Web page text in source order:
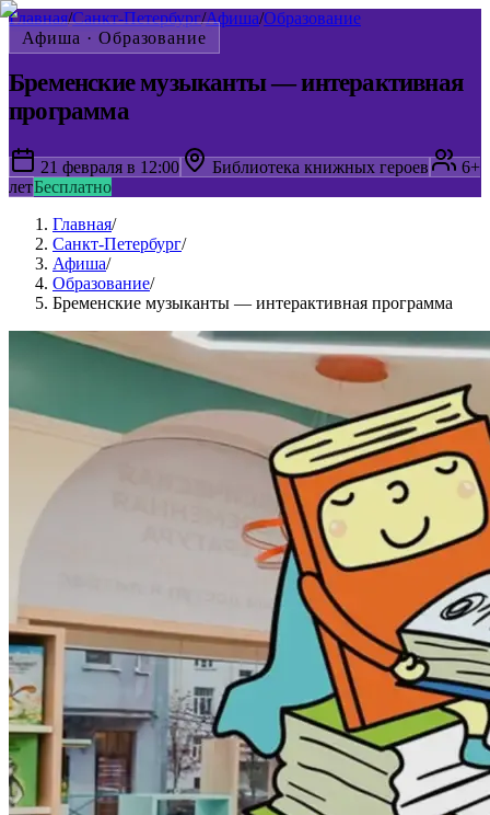
Главная/Санкт-Петербург/Афиша/Образование
Афиша · Образование
Бременские музыканты — интерактивная
программа
21 февраля в 12:00 Библиотека книжных героев
6+
летБесплатно
Главная/
Санкт-Петербург/
Афиша/
Образование/
Бременские музыканты — интерактивная программа